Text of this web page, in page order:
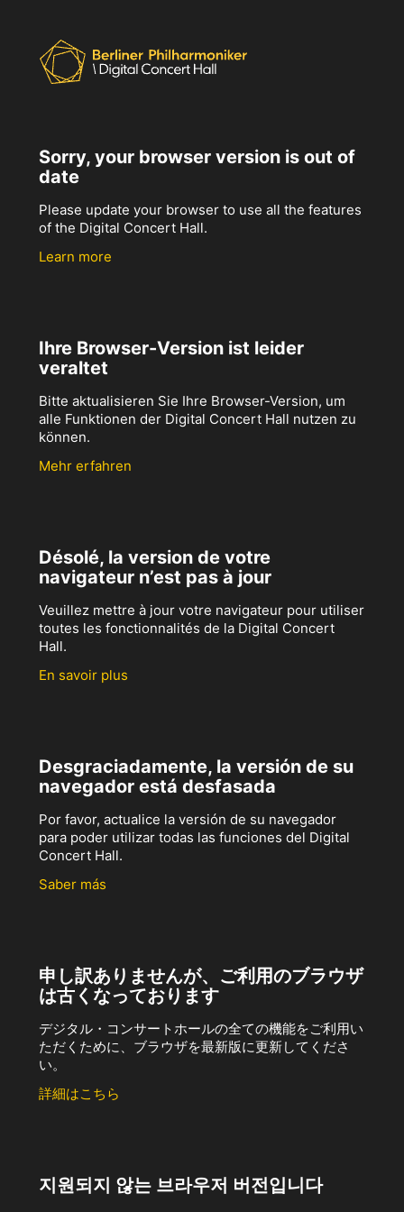
Sorry, your browser version is out of
date
Please update your browser to use all the features
of the Digital Concert Hall.
Learn more
Ihre Browser-Version ist leider
veraltet
Bitte aktualisieren Sie Ihre Browser-Version, um
alle Funktionen der Digital Concert Hall nutzen zu
können.
Mehr erfahren
Désolé, la version de votre
navigateur n’est pas à jour
Veuillez mettre à jour votre navigateur pour utiliser
toutes les fonctionnalités de la Digital Concert
Hall.
En savoir plus
Desgraciadamente, la versión de su
navegador está desfasada
Por favor, actualice la versión de su navegador
para poder utilizar todas las funciones del Digital
Concert Hall.
Saber más
申し訳ありませんが、ご利用のブラウザ
は古くなっております
デジタル・コンサートホールの全ての機能をご利用い
ただくために、ブラウザを最新版に更新してくださ
い。
詳細はこちら
지원되지 않는 브라우저 버전입니다